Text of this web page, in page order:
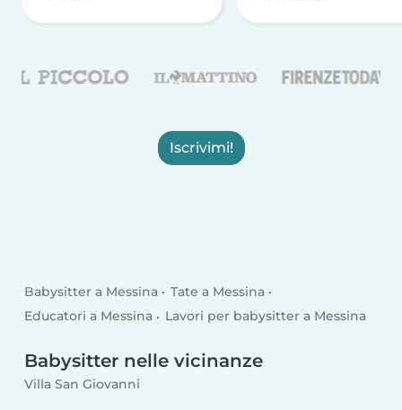
Iscrivimi!
Babysitter a Messina
Tate a Messina
Educatori a Messina
Lavori per babysitter a Messina
Babysitter nelle vicinanze
Villa San Giovanni